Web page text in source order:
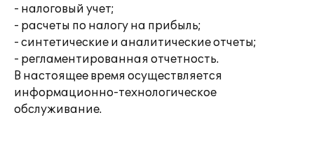
- налоговый учет;
- расчеты по налогу на прибыль;
- синтетические и аналитические отчеты;
- регламентированная отчетность.
В настоящее время осуществляется
информационно-технологическое
обслуживание.